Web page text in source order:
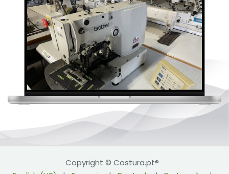
Copyright © Costura.pt®